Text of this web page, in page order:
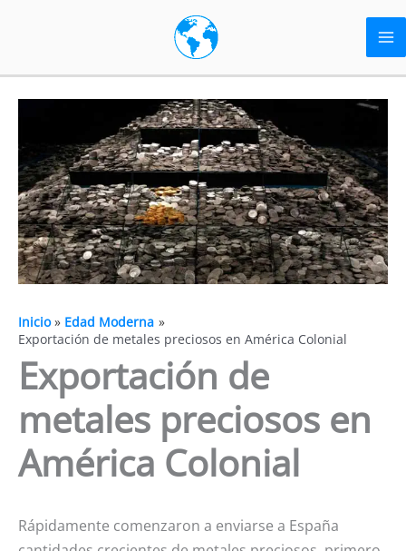
Inicio
Edad Moderna
Exportación de metales preciosos en América Colonial
Exportación de
metales preciosos en
América Colonial
Rápidamente comenzaron a enviarse a España